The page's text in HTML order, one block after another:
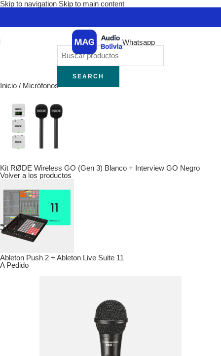
Skip to navigation Skip to main content
Whatsapp
SEARCH
Inicio / Micrófonos
Kit RØDE Wireless GO (Gen 3) Blanco + Interview GO Negro
Volver a los productos
Ableton Push 2 + Ableton Live Suite 11
A Pedido